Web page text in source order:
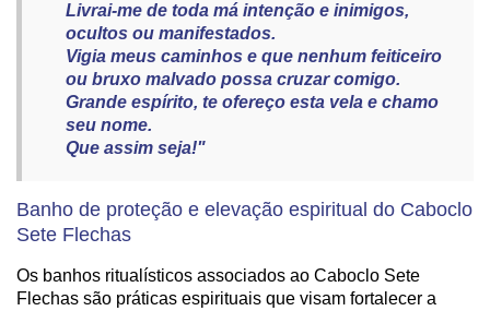
Livrai-me de toda má intenção e inimigos,
ocultos ou manifestados.
Vigia meus caminhos e que nenhum feiticeiro
ou bruxo malvado possa cruzar comigo.
Grande espírito, te ofereço esta vela e chamo
seu nome.
Que assim seja!"
Banho de proteção e elevação espiritual do Caboclo
Sete Flechas
Os banhos ritualísticos associados ao Caboclo Sete
Flechas são práticas espirituais que visam fortalecer a